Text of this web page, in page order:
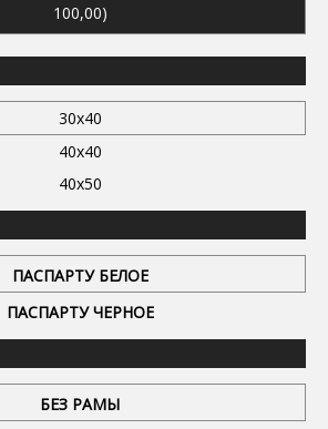
100,00)
30x40
40x40
40x50
ПАСПАРТУ БЕЛОЕ
ПАСПАРТУ ЧЕРНОЕ
БЕЗ РАМЫ